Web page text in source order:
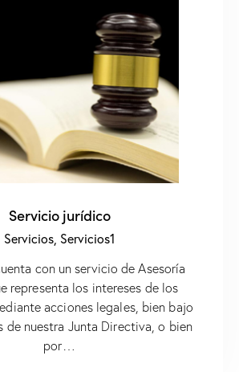
Servicio jurídico
Servicios, Servicios1
con un servicio de Asesoría
representa los intereses de los
acciones legales, bien bajo
de nuestra Junta Directiva, o bien
por…